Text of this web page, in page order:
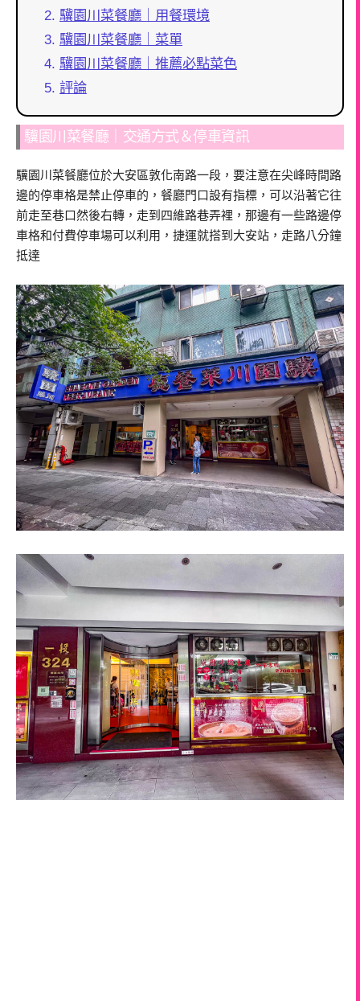
驥園川菜餐廳｜用餐環境
驥園川菜餐廳｜菜單
驥園川菜餐廳｜推薦必點菜色
評論
驥園川菜餐廳｜交通方式＆停車資訊
驥園川菜餐廳位於大安區敦化南路一段，要注意在尖峰時間路
邊的停車格是禁止停車的，餐廳門口設有指標，可以沿著它往
前走至巷口然後右轉，走到四維路巷弄裡，那邊有一些路邊停
車格和付費停車場可以利用，捷運就搭到大安站，走路八分鐘
抵達